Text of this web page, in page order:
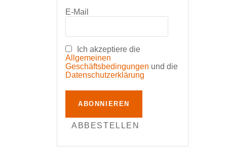
E-Mail
Ich akzeptiere die
Allgemeinen
Geschäftsbedingungen und die
Datenschutzerklärung
ABONNIEREN
ABBESTELLEN